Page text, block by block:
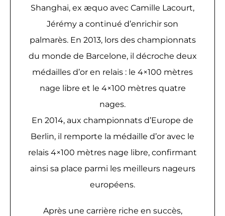
Shanghai, ex æquo avec Camille Lacourt,
Jérémy a continué d’enrichir son
palmarès. En 2013, lors des championnats
du monde de Barcelone, il décroche deux
médailles d’or en relais : le 4×100 mètres
nage libre et le 4×100 mètres quatre
nages.
En 2014, aux championnats d’Europe de
Berlin, il remporte la médaille d’or avec le
relais 4×100 mètres nage libre, confirmant
ainsi sa place parmi les meilleurs nageurs
européens.
Après une carrière riche en succès,